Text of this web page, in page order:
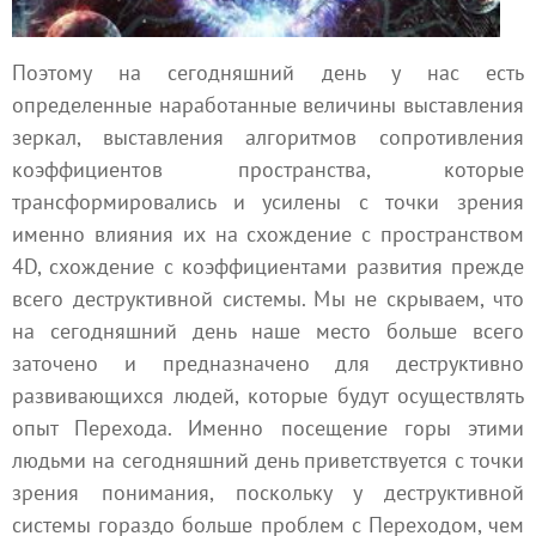
Поэтому на сегодняшний день у нас есть
определенные наработанные величины выставления
зеркал, выставления алгоритмов сопротивления
коэффициентов пространства, которые
трансформировались и усилены с точки зрения
именно влияния их на схождение с пространством
4D, схождение с коэффициентами развития прежде
всего деструктивной системы. Мы не скрываем, что
на сегодняшний день наше место больше всего
заточено и предназначено для деструктивно
развивающихся людей, которые будут осуществлять
опыт Перехода. Именно посещение горы этими
людьми на сегодняшний день приветствуется с точки
зрения понимания, поскольку у деструктивной
системы гораздо больше проблем с Переходом, чем